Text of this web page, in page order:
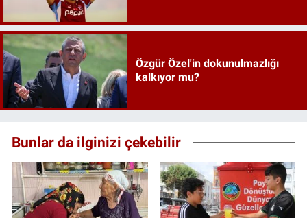
Özgür Özel'in dokunulmazlığı
kalkıyor mu?
Bunlar da ilginizi çekebilir